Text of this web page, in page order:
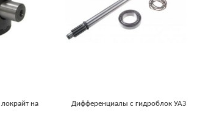
на
Дифференциалы с гидроблок УАЗ